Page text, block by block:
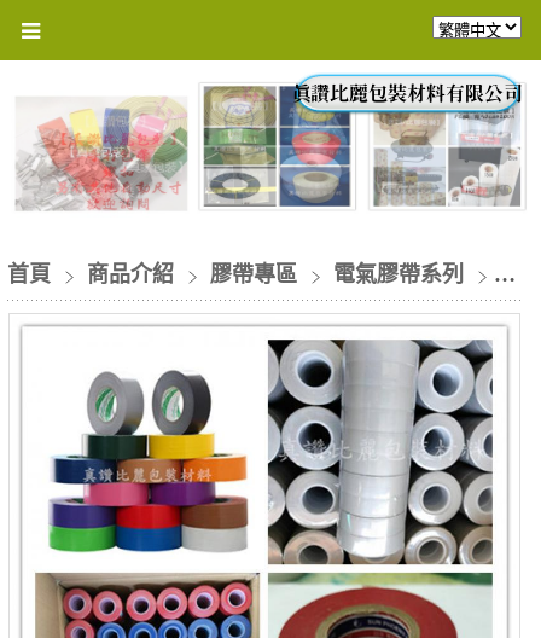
首頁 商品介紹 膠帶專區 電氣膠帶系列 電